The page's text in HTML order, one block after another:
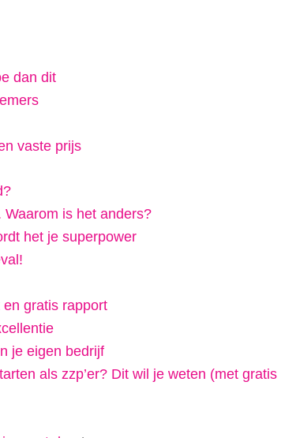
dan dit
vaste prijs
is het anders?
het je superpower
gratis rapport
je eigen bedrijf
als zzp’er? Dit wil je weten (met gratis